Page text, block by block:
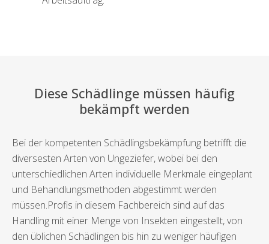
Diese Schädlinge müssen häufig
bekämpft werden
Bei der kompetenten Schädlingsbekämpfung betrifft die
diversesten Arten von Ungeziefer, wobei bei den
unterschiedlichen Arten individuelle Merkmale eingeplant
und Behandlungsmethoden abgestimmt werden
müssen.Profis in diesem Fachbereich sind auf das
Handling mit einer Menge von Insekten eingestellt, von
den üblichen Schädlingen bis hin zu weniger häufigen